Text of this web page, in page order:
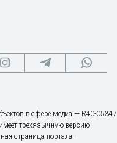
в сфере медиа — R40-05347
трехязычную версию
страница портала –